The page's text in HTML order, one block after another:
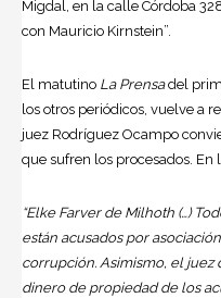
Migdal, en la calle Córdoba
con Mauricio Kirnstein”.
El matutino La Prensadel
los otros periódicos, vuelve a
juez Rodríguez Ocampo
que sufren los procesados. En
“Elke Farver de Milhoth (…)
están acusados por
corrupción. Asimismo, el
dinero de propiedad de los